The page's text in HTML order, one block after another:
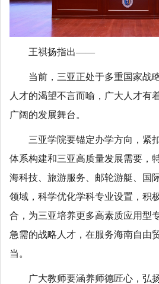
王祺扬指出——
当前，三亚正处于多重国家战
人才的渴望不言而喻，广大人才有
广阔的发展舞台。
三亚学院要锚定办学方向，紧
体系构建和三亚高质量发展需要，
海科技、旅游服务、邮轮游艇、国
领域，科学优化学科专业设置，积
合，为三亚培养更多高素质应用型
急需的战略人才，在服务海南自由
当。
广大教师要涵养师德匠心，弘